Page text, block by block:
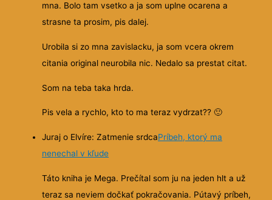
mna. Bolo tam vsetko a ja som uplne ocarena a
strasne ta prosim, pis dalej.
Urobila si zo mna zavislacku, ja som vcera okrem
citania original neurobila nic. Nedalo sa prestat citat.
Som na teba taka hrda.
Pis vela a rychlo, kto to ma teraz vydrzat??🙂
Juraj o Elvíre: Zatmenie srdcaPríbeh, ktorý ma
nenechal v kľude
Táto kniha je Mega. Prečítal som ju na jeden hlt a už
teraz sa neviem dočkať pokračovania. Pútavý príbeh,